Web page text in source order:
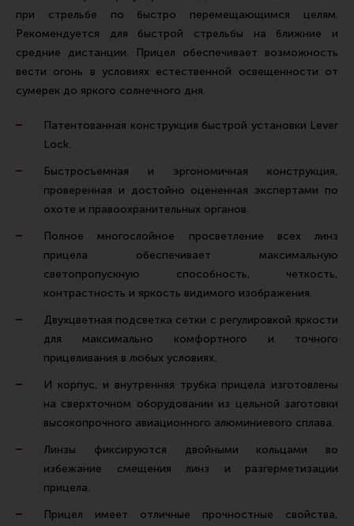
при стрельбе по быстро перемещающимся целям.
Рекомендуется для быстрой стрельбы на ближние и
средние дистанции. Прицел обеспечивает возможность
вести огонь в условиях естественной освещенности от
сумерек до яркого солнечного дня.
Патентованная конструкция быстрой установки Lever
Lock.
Быстросъемная и эргономичная конструкция,
проверенная и достойно оцененная экспертами по
охоте и правоохранительных органов.
Полное многослойное просветление всех линз
прицела обеспечивает максимальную
светопропускную способность, четкость,
контрастность и яркость видимого изображения.
Двухцветная подсветка сетки с регулировкой яркости
для максимально комфортного и точного
прицеливания в любых условиях.
И корпус, и внутренняя трубка прицела изготовлены
на сверхточном оборудовании из цельной заготовки
высокопрочного авиационного алюминиевого сплава.
Линзы фиксируются двойными кольцами во
избежание смещения линз и разгерметизации
прицела.
Прицел имеет отличные прочностные свойства,